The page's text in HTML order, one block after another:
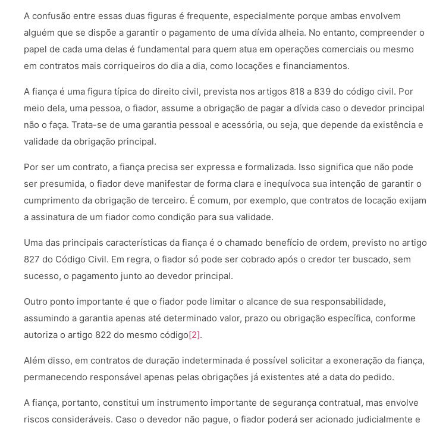
A confusão entre essas duas figuras é frequente, especialmente porque ambas envolvem
alguém que se dispõe a garantir o pagamento de uma dívida alheia. No entanto, compreender o
papel de cada uma delas é fundamental para quem atua em operações comerciais ou mesmo
em contratos mais corriqueiros do dia a dia, como locações e financiamentos.
A fiança é uma figura típica do direito civil, prevista nos artigos 818 a 839 do código civil. Por
meio dela, uma pessoa, o fiador, assume a obrigação de pagar a dívida caso o devedor principal
não o faça. Trata-se de uma garantia pessoal e acessória, ou seja, que depende da existência e
validade da obrigação principal.
Por ser um contrato, a fiança precisa ser expressa e formalizada. Isso significa que não pode
ser presumida, o fiador deve manifestar de forma clara e inequívoca sua intenção de garantir o
cumprimento da obrigação de terceiro. É comum, por exemplo, que contratos de locação exijam
a assinatura de um fiador como condição para sua validade.
Uma das principais características da fiança é o chamado benefício de ordem, previsto no artigo
827 do Código Civil. Em regra, o fiador só pode ser cobrado após o credor ter buscado, sem
sucesso, o pagamento junto ao devedor principal.
Outro ponto importante é que o fiador pode limitar o alcance de sua responsabilidade,
assumindo a garantia apenas até determinado valor, prazo ou obrigação específica, conforme
autoriza o artigo 822 do mesmo código[2].
Além disso, em contratos de duração indeterminada é possível solicitar a exoneração da fiança,
permanecendo responsável apenas pelas obrigações já existentes até a data do pedido.
A fiança, portanto, constitui um instrumento importante de segurança contratual, mas envolve
riscos consideráveis. Caso o devedor não pague, o fiador poderá ser acionado judicialmente e